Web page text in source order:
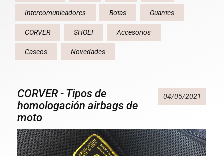
Intercomunicadores Botas Guantes
CORVER SHOEI Accesorios
Cascos Novedades
CORVER - Tipos de
homologación airbags de
moto
04/05/2021